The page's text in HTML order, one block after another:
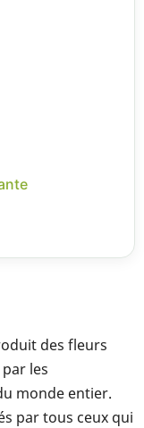
des fleurs
les
monde entier.
par tous ceux qui